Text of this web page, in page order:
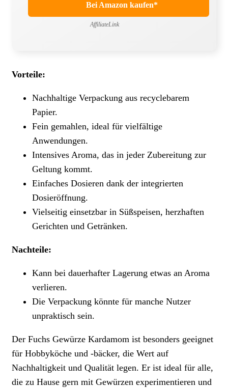
Bei Amazon kaufen*
AffiliateLink
Vorteile:
Nachhaltige Verpackung aus recyclebarem
Papier.
Fein gemahlen, ideal für vielfältige
Anwendungen.
Intensives Aroma, das in jeder Zubereitung zur
Geltung kommt.
Einfaches Dosieren dank der integrierten
Dosieröffnung.
Vielseitig einsetzbar in Süßspeisen, herzhaften
Gerichten und Getränken.
Nachteile:
Kann bei dauerhafter Lagerung etwas an Aroma
verlieren.
Die Verpackung könnte für manche Nutzer
unpraktisch sein.
Der Fuchs Gewürze Kardamom ist besonders geeignet
für Hobbyköche und -bäcker, die Wert auf
Nachhaltigkeit und Qualität legen. Er ist ideal für alle,
die zu Hause gern mit Gewürzen experimentieren und